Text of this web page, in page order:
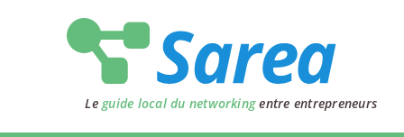
Le guide local du networkingentre entrepreneurs